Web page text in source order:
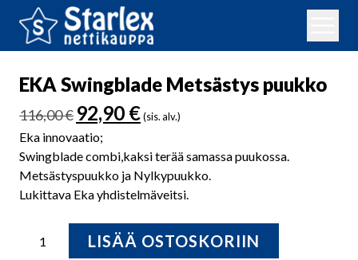
EKA Swingblade Metsästys puukko
116,00€ Alkuperäinen
hinta
oli:
116,00 €.
92,90 €Nykyinen
hinta
92,90 €.
(sis. alv.)
Eka innovaatio;
Swingblade combi,kaksi terää samassa puukossa.
Metsästyspuukko ja Nylkypuukko.
Lukittava Eka yhdistelmäveitsi.
Swingblade
LISÄÄ OSTOSKORIIN